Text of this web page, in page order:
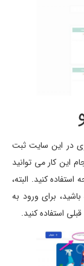
در این سایت ثبت
این کار می توانید
کنید. البته،
برای ورود به
استفاده کنید.